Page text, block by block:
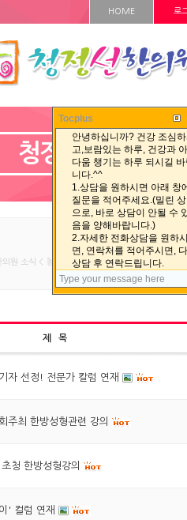
HOME 로
청정선 자료실
의원 소식 < 청정선 자료실 < HOME
제 목
자 선정! 전문가 칼럼 연재
주최 한방성형관련 강의
청 한방성형강의
' 컬럼 연재
Tocplus